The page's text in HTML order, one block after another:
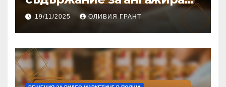
на полската аудитория
19/11/2025 ОЛИВИЯ ГРАНТ